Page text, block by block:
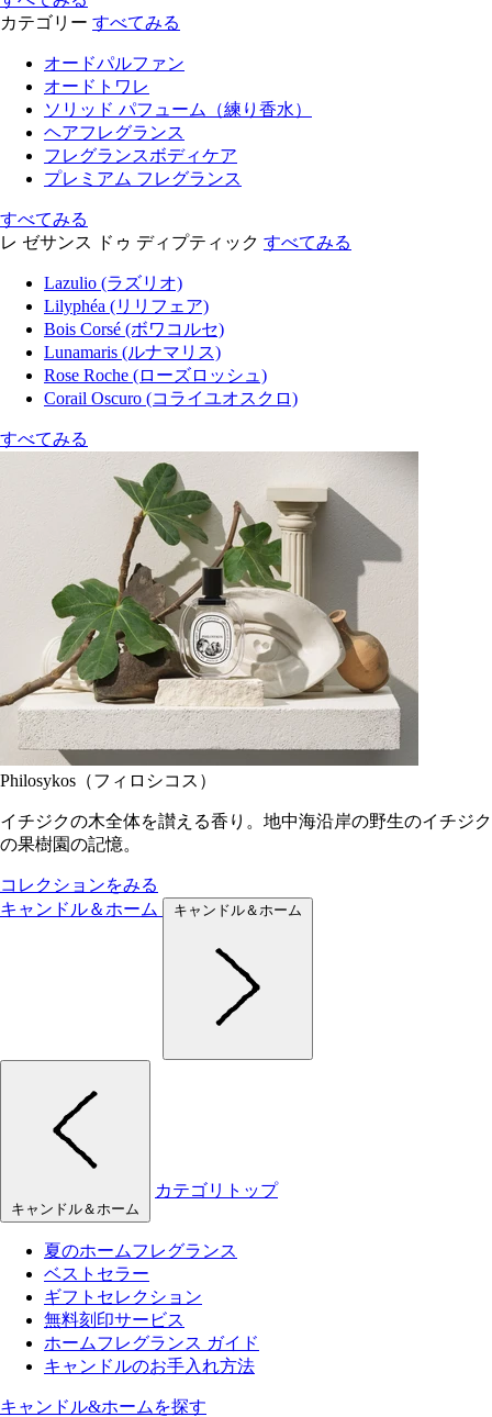
カテゴリー すべてみる
オードパルファン
オードトワレ
ソリッド パフューム（練り香水）
ヘアフレグランス
フレグランスボディケア
プレミアム フレグランス
すべてみる
レ ゼサンス ドゥ ディプティック すべてみる
Lazulio (ラズリオ)
Lilyphéa (リリフェア)
Bois Corsé (ボワコルセ)
Lunamaris (ルナマリス)
Rose Roche (ローズロッシュ)
Corail Oscuro (コライユオスクロ)
すべてみる
Philosykos（フィロシコス）
イチジクの木全体を讃える香り。地中海沿岸の野生のイチジク
の果樹園の記憶。
コレクションをみる
キャンドル＆ホーム
キャンドル＆ホーム
キャンドル＆ホーム
カテゴリトップ
夏のホームフレグランス
ベストセラー
ギフトセレクション
無料刻印サービス
ホームフレグランス ガイド
キャンドルのお手入れ方法
キャンドル&ホームを探す